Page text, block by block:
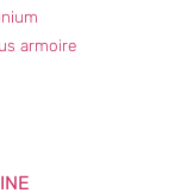
armoire